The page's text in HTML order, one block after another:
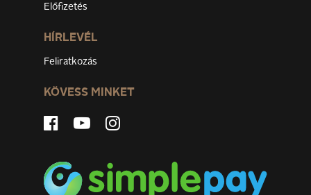
Előfizetés
HÍRLEVÉL
Feliratkozás
KÖVESS MINKET